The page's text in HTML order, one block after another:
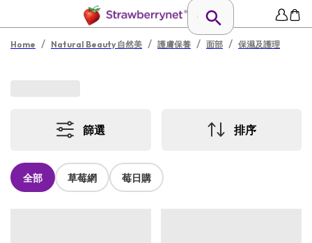
Home / Natural Beauty 自然美 / 護膚保養 / 面部 / 保濕及護理
篩選 排序
全部 草莓網 莓日購